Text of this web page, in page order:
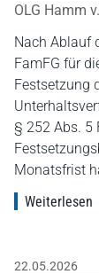
OLG Hamm
Nach Ablauf
FamFG für
Festsetzung
§ 252 Abs. 5
Monatsfrist
Weiterlesen
22.05.2026